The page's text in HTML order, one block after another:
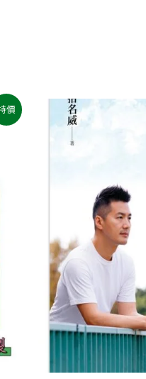
價
原
始
目